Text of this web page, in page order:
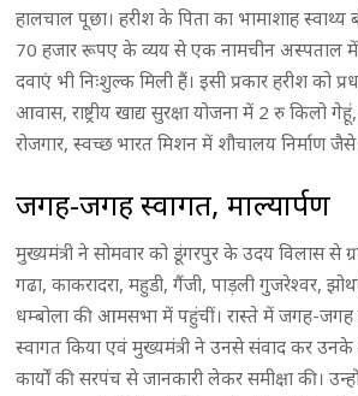
हालचाल पूछा। हरीश के पिता का भामाशाह स्वाथ्य
70 हजार रूपए के व्यय से एक नामचीन अस्पताल
दवाएं भी निःशुल्क मिली हैं। इसी प्रकार हरीश को
आवास, राष्ट्रीय खाद्य सुरक्षा योजना में 2 रु किलो
रोजगार, स्वच्छ भारत मिशन में शौचालय निर्माण
जगह-जगह स्वागत, माल्यार्पण
मुख्यमंत्री ने सोमवार को डूंगरपुर के उदय विलास से
गढा, काकरादरा, महुडी, गैंजी, पाड़ली गुजरेश्वर,
धम्बोला की आमसभा में पहुंचीं। रास्ते में जगह-
स्वागत किया एवं मुख्यमंत्री ने उनसे संवाद कर उनके
कार्यों की सरपंच से जानकारी लेकर समीक्षा की।